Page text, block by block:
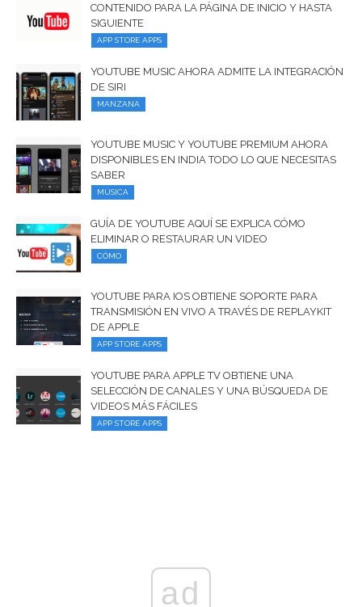
CONTENIDO PARA LA PÁGINA DE INICIO Y HASTA
SIGUIENTE
APP STORE APPS
YOUTUBE MUSIC AHORA ADMITE LA INTEGRACIÓN
DE SIRI
MANZANA
YOUTUBE MUSIC Y YOUTUBE PREMIUM AHORA
DISPONIBLES EN INDIA TODO LO QUE NECESITAS
SABER
MÚSICA
GUÍA DE YOUTUBE AQUÍ SE EXPLICA CÓMO
ELIMINAR O RESTAURAR UN VIDEO
CÓMO
YOUTUBE PARA IOS OBTIENE SOPORTE PARA
TRANSMISIÓN EN VIVO A TRAVÉS DE REPLAYKIT
DE APPLE
APP STORE APPS
YOUTUBE PARA APPLE TV OBTIENE UNA
SELECCIÓN DE CANALES Y UNA BÚSQUEDA DE
VIDEOS MÁS FÁCILES
APP STORE APPS
ad